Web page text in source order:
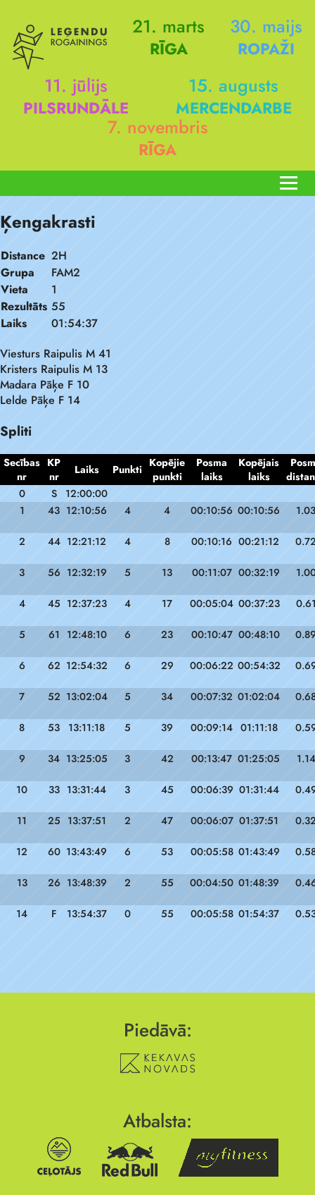
21. marts
RĪGA
30. maijs
ROPAŽI
11. jūlijs
PILSRUNDĀLE
15. augusts
MERCENDARBE
7. novembris
RĪGA
Ķengakrasti
Distance 2H
Grupa
FAM2
Vieta
1
Rezultāts 55
Laiks
01:54:37
Viesturs Raipulis M 41
Kristers Raipulis M 13
Madara Pāķe F 10
Lelde Pāķe F 14
Spliti
Secības
nr
KP
nr
Laiks Punkti Kopējie
punkti
Posma
laiks
Kopējais
laiks
0
S
12:00:00
1
43 12:10:56 4 4 00:10:56 00:10:56 1.03
2 44 12:21:12 4 8 00:10:16 00:21:12
3 56 12:32:19 5 13 00:11:07 00:32:19
4 45 12:37:23 4 17 00:05:04 00:37:23
5 61 12:48:10 6 23 00:10:47 00:48:10
6 62 12:54:32 6 29 00:06:22 00:54:32
7 52 13:02:04 5 34 00:07:32 01:02:04
8 53 13:11:18 5 39 00:09:14 01:11:18
9 34 13:25:05 3 42 00:13:47 01:25:05 1.14
10 33 13:31:44 3 45 00:06:39 01:31:44
11 25 13:37:51 2 47 00:06:07 01:37:51
12 60 13:43:49 6 53 00:05:58 01:43:49
13 26 13:48:39 2 55 00:04:50 01:48:39
14 F 13:54:37 0 55 00:05:58 01:54:37
Piedāvā:
Atbalsta: